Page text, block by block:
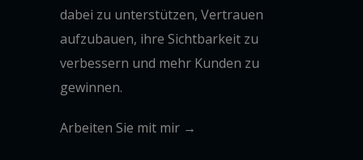
dabei zu unterstützen, Vertrauen
aufzubauen, ihre Sichtbarkeit zu
verbessern und mehr Kunden zu
gewinnen.
Arbeiten Sie mit mir →